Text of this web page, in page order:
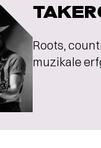
Roots,
muzikale